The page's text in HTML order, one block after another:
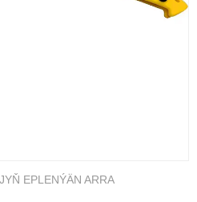
EPLENÝÄN ARRA